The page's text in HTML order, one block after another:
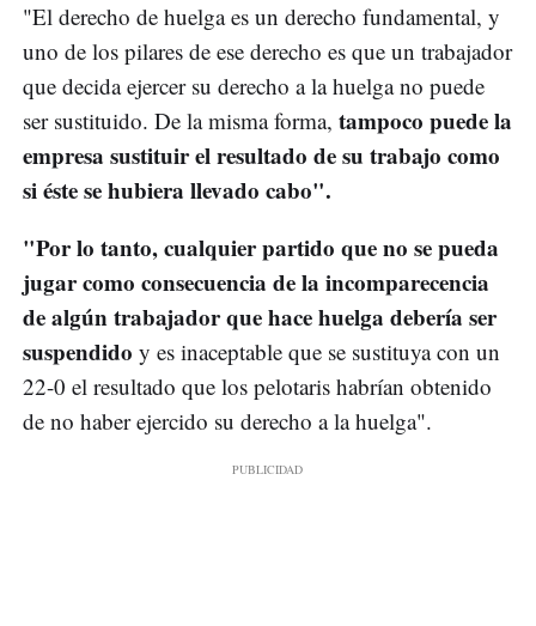
"El derecho de huelga es un derecho fundamental, y
uno de los pilares de ese derecho es que un trabajador
que decida ejercer su derecho a la huelga no puede
ser sustituido. De la misma forma, tampoco puede la
empresa sustituir el resultado de su trabajo como
si éste se hubiera llevado cabo".
"Por lo tanto, cualquier partido que no se pueda
jugar como consecuencia de la incomparecencia
de algún trabajador que hace huelga debería ser
suspendido y es inaceptable que se sustituya con un
22-0 el resultado que los pelotaris habrían obtenido
de no haber ejercido su derecho a la huelga".